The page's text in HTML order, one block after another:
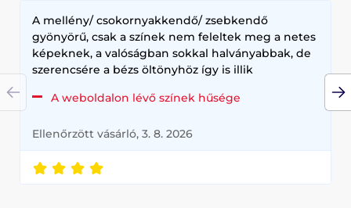
A mellény/ csokornyakkendő/ zsebkendő
gyönyörű, csak a színek nem feleltek meg a netes
képeknek, a valóságban sokkal halványabbak, de
szerencsére a bézs öltönyhöz így is illik
A weboldalon lévő színek hűsége
Ellenőrzött vásárló, 3. 8. 2026